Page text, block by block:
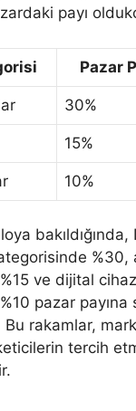
payı
Pazar
30%
15%
10%
bakıldığında,
%30,
ve dijital
pazar payına
rakamlar,
tercih